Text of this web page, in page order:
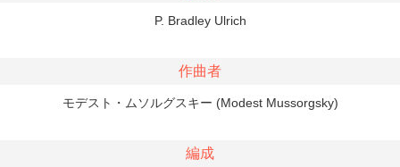
P. Bradley Ulrich
作曲者
モデスト・ムソルグスキー (Modest Mussorgsky)
編成